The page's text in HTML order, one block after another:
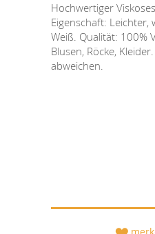
Hochwertiger
Eigenschaft: Leichter,
Weiß. Qualität: 100%
Blusen, Röcke,
abweichen.